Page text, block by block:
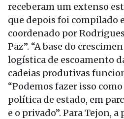
receberam um extenso
que depois foi compilado
coordenado por
Paz”. “A base do
logística de escoamento
cadeias produtivas
“Podemos fazer isso
política de estado, em
e o privado”. Para Tejon,